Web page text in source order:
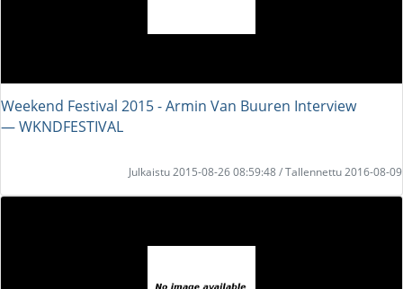
Weekend Festival 2015 - Armin Van Buuren Interview
― WKNDFESTIVAL
Julkaistu 2015-08-26 08:59:48 / Tallennettu 2016-08-09